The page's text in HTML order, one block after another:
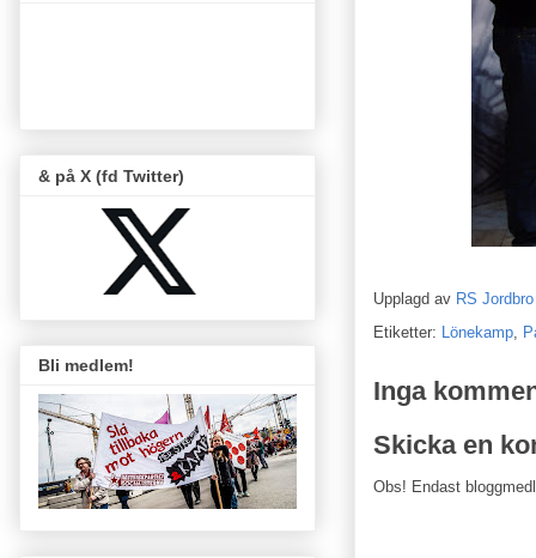
Upplagd av RS Jordbro
Etiketter:
Lönekamp
Inga
Skicka en
Obs! Endast
& på X (fd Twitter)
Bli medlem!